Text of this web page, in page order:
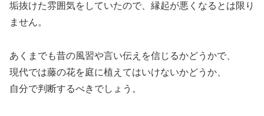
垢抜けた雰囲気をしていたので、縁起が悪くなるとは限り
ません。
あくまでも昔の風習や言い伝えを信じるかどうかで、
現代では藤の花を庭に植えてはいけないかどうか、
自分で判断するべきでしょう。